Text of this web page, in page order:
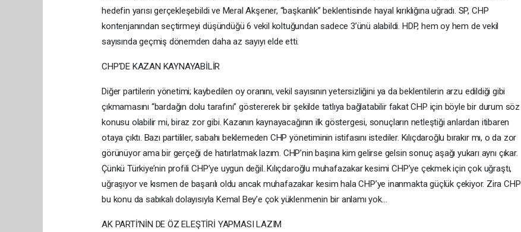
hedefin yarısı gerçekleşebildi ve Meral Akşener, “başkanlık” beklentisinde hayal kırıklığına uğradı. SP, CHP
kontenjanından seçtirmeyi düşündüğü 6 vekil koltuğundan sadece 3’ünü alabildi. HDP, hem oy hem de vekil
sayısında geçmiş dönemden daha az sayıyı elde etti.
CHP’DE KAZAN KAYNAYABİLİR
Diğer partilerin yönetimi; kaybedilen oy oranını, vekil sayısının yetersizliğini ya da beklentilerin arzu edildiği gibi
çıkmamasını “bardağın dolu tarafını” göstererek bir şekilde tatlıya bağlatabilir fakat CHP için böyle bir durum söz
konusu olabilir mi, biraz zor gibi. Kazanın kaynayacağının ilk göstergesi, sonuçların netleştiği anlardan itibaren
otaya çıktı. Bazı partililer, sabahı beklemeden CHP yönetiminin istifasını istediler. Kılıçdaroğlu bırakır mı, o da zor
görünüyor ama bir gerçeği de hatırlatmak lazım. CHP’nin başına kim gelirse gelsin sonuç aşağı yukarı aynı çıkar.
Çünkü Türkiye’nin profili CHP’ye uygun değil. Kılıçdaroğlu muhafazakar kesimi CHP’ye çekmek için çok uğraştı,
uğraşıyor ve kısmen de başarılı oldu ancak muhafazakar kesim hala CHP’ye inanmakta güçlük çekiyor. Zira CHP
bu konu da sabıkalı dolayısıyla Kemal Bey’e çok yüklenmenin bir anlamı yok…
AK PARTİ’NİN DE ÖZ ELEŞTİRİ YAPMASI LAZIM